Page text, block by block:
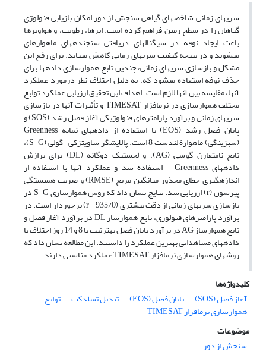
سری‏های زمانی شاخص‏های گیاهی سنجش از دور امکان بازیابی فنولوژی
گیاهان را در سطح زمین فراهم کرده است. ابرها، رطوبت، و هواویزها
باعث ایجاد نوفه در سیگنال‏های دریافتی سنجنده‏های ماهواره‏‏ای
می‏شوند و در نتیجه کیفیت سری‏های زمانی کاهش می‏یابد. برای رفع این
مشکل و بازسازی سری‏های زمانی، چندین تابع هموارسازی داده‏ها برای
حذف نوفه استفاده می‏شود که، به دلیل اختلاف نظر درمورد عملکرد
آن‏ها، مقایسة بین آن‏ها لازم است. اهداف این تحقیق ارزیابی عملکرد توابع
مختلف هموارسازی در نرم‏افزار TIMESAT و تأثیرات آن‏ها در بازسازی
سری‏های زمانی و برآورد پارامترهای فنولوژیکی آغاز فصل رشد (SOS) و
پایان فصل رشد (EOS) با استفاده از داده‏های نمایه Greenness
(سبزینگی) ماهوارة لندست 8 است. پالایشگر ساویتزکی- گولی (S-G)،
تابع نامتقارن گوسی (AG)، و لجستیک دوگانه (DL) برای برازش
داده‏های Greenness استفاده شد و عملکرد آن‏ها با استفاده از
اندازه‏گیری خطای مجذور میانگین مربع (RMSE) و ضریب همبستگی
پیرسون (r) ارزیابی شد. نتایج نشان داد که روش هموارسازی S-G در
بازسازی سری‏های زمانی از دقت بیشتری (935/0 = r) برخوردار است. در
برآورد پارامترهای فنولوژی، تابع هموارساز DL در برآورد آغاز فصل و
تابع هموارساز AG در برآورد پایان فصل به‏ترتیب با 8 و 14 روز اختلاف با
داده‏های مشاهداتی بهترین عملکرد را داشتند. این مطالعه نشان داد که
روش‏های هموارسازی نرم‏افزار TIMESAT عملکرد مناسبی دارند
کلیدواژه‌ها
آغاز فصل (SOS)
پایان فصل (EOS) تبدیل تسلدکپ توابع
هموارسازی نرم‏افزار TIMESAT
موضوعات
سنجش از دور